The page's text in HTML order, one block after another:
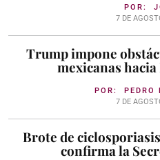
POR:
7 DE
Trump impone
mexicanas
POR: PEDRO
7 DE
Brote de
confirma la